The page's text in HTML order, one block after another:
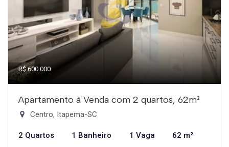
R$ 600.000
Apartamento à Venda com 2 quartos, 62m²
Centro, Itapema-SC
2 Quartos 1 Banheiro 1 Vaga 62 m²